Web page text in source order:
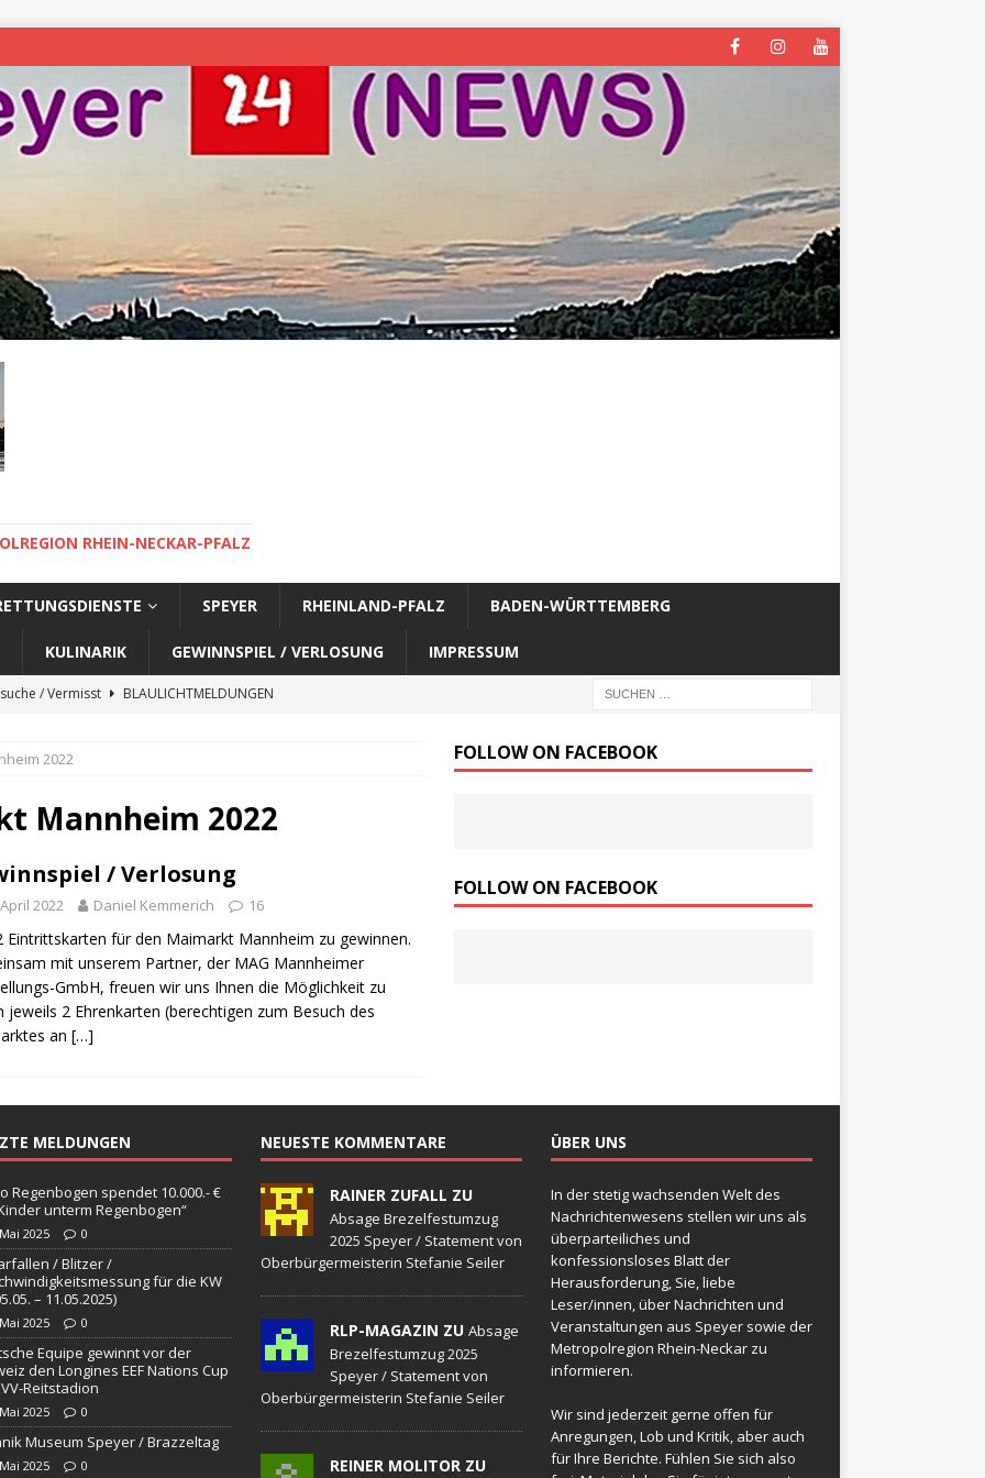
RHEIN-NECKAR-PFALZ
SPEYER RHEINLAND-PFALZ BADEN-WÜRTTEMBERG
KULINARIK GEWINNSPIEL / VERLOSUNG IMPRESSUM
/ Vermisst
BLAULICHTMELDUNGEN
/ Vermisst
/ Vermisst
SPEYER AKTUELL
/ Vermisst
BLAULICHTMELDUNGEN
/ Vermisst
BLAULICHTMELDUNGEN
Warnmeldung der Polizei
BLAULICHTMELDUNGEN
/ Öffentlichkeitsfahndung
BLAULICHTMELDUNGEN
/ Vermisste Person
BLAULICHTMELDUNGEN
– Militärischer Übungsplatz Dudenhofen / Speyer
UMWELT
spendet 10.000.- € an „Kinder unterm Regenbogen“
/ Blitzer / Geschwindigkeitsmessung für die KW 19 (05.05. –
gewinnt vor der Schweiz den Longines EEF Nations Cup im
Speyer / Brazzeltag
SPEYER
2022
Mannheim 2022
/ Verlosung
2022 Daniel Kemmerich 16
Eintrittskarten für den Maimarkt Mannheim zu gewinnen.
mit unserem Partner, der MAG Mannheimer
GmbH, freuen wir uns Ihnen die Möglichkeit zu
jeweils 2 Ehrenkarten (berechtigen zum Besuch des
an […]
FOLLOW ON FACEBOOK
FOLLOW ON FACEBOOK
MELDUNGEN
Regenbogen spendet 10.000.- €
unterm Regenbogen“
2025 0
/ Blitzer /
für die KW
– 11.05.2025)
2025 0
Equipe gewinnt vor der
den Longines EEF Nations Cup
Reitstadion
2025 0
Museum Speyer / Brazzeltag
2025 0
NEUESTE KOMMENTARE
RAINER ZUFALL ZU
Absage Brezelfestumzug
2025 Speyer / Statement von
Oberbürgermeisterin Stefanie Seiler
RLP-MAGAZIN ZU Absage
Brezelfestumzug 2025
Speyer / Statement von
Oberbürgermeisterin Stefanie Seiler
REINER MOLITOR ZU
ÜBER UNS
In der stetig wachsenden Welt des
Nachrichtenwesens stellen wir uns als
überparteiliches und
konfessionsloses Blatt der
Herausforderung, Sie, liebe
Leser/innen, über Nachrichten und
Veranstaltungen aus Speyer sowie der
Metropolregion Rhein-Neckar zu
informieren.
Wir sind jederzeit gerne offen für
Anregungen, Lob und Kritik, aber auch
für Ihre Berichte. Fühlen Sie sich also